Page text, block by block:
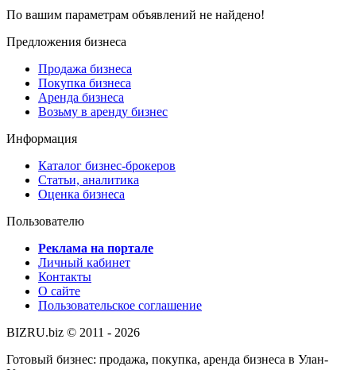
По вашим параметрам объявлений не найдено!
Предложения бизнеса
Продажа бизнеса
Покупка бизнеса
Аренда бизнеса
Возьму в аренду бизнес
Информация
Каталог бизнес-брокеров
Статьи, аналитика
Оценка бизнеса
Пользователю
Реклама на портале
Личный кабинет
Контакты
О сайте
Пользовательское соглашение
BIZRU.biz © 2011 - 2026
Готовый бизнес: продажа, покупка, аренда бизнеса в Улан-